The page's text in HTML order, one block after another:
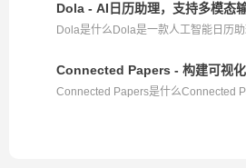
Dola - AI日历助理，支持多模态
Dola是什么Dola是一款人工智能日历
Connected Papers - 构建可视
Connected Papers是什么Connected